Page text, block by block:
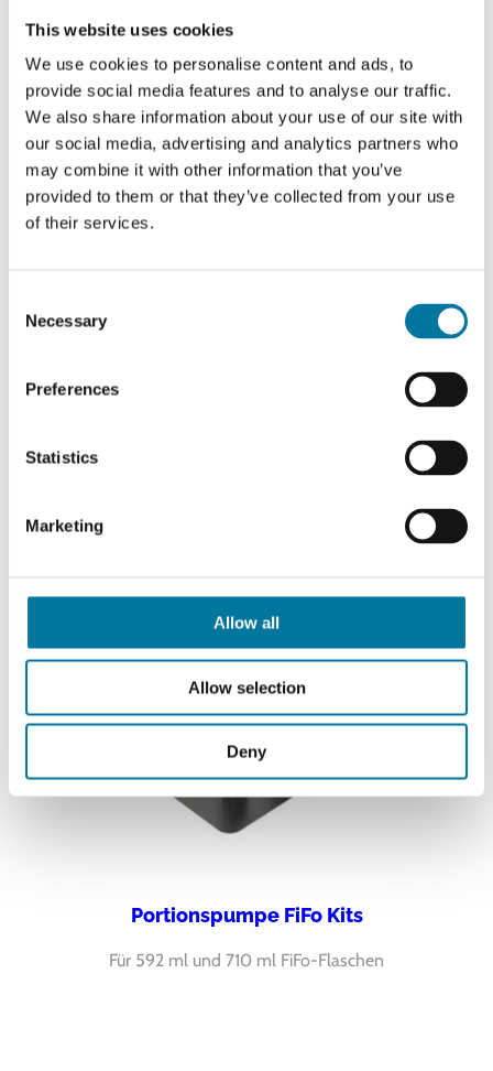
This website uses cookies
We use cookies to personalise content and ads, to
provide social media features and to analyse our traffic.
We also share information about your use of our site with
our social media, advertising and analytics partners who
may combine it with other information that you’ve
provided to them or that they’ve collected from your use
of their services.
Selection
Necessary
Preferences
Statistics
Marketing
Allow all
Allow selection
Deny
Portionspumpe Dedizierte Kits
Portionspumpe FiFo Kits
Für 592 ml und 710 ml FiFo-Flaschen